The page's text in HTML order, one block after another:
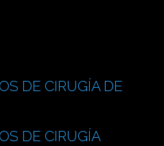
DE CIRUGÍA DE
DE CIRUGÍA